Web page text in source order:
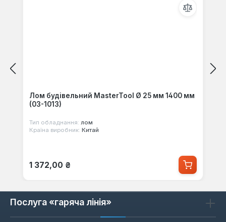
Лом будівельний MasterTool Ø 25 мм 1400 мм
(03-1013)
Тип обладнання: лом
Країна виробник: Китай
Звичайна ціна:
1 372,00 ₴
Послуга «гаряча лінія»